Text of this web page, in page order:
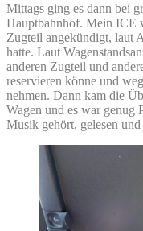
Mittags ging es dann bei
Hauptbahnhof. Mein ICE
Zugteil angekündigt, laut
hatte. Laut
anderen Zugteil und
reservieren könne und
nehmen. Dann kam die
Wagen und es war genug
Musik gehört, gelesen